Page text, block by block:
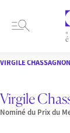
VIRGILE CHASSAGNON
Virgile
Nominé du Prix du